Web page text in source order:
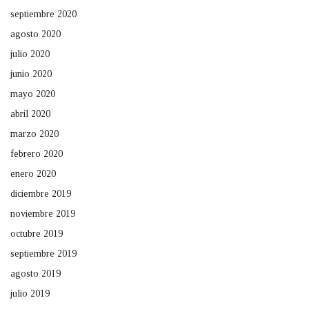
septiembre 2020
agosto 2020
julio 2020
junio 2020
mayo 2020
abril 2020
marzo 2020
febrero 2020
enero 2020
diciembre 2019
noviembre 2019
octubre 2019
septiembre 2019
agosto 2019
julio 2019